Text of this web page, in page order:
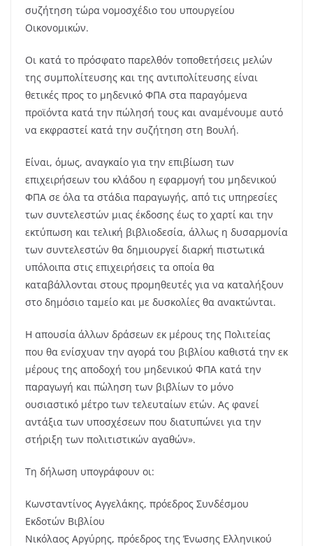
συζήτηση τώρα νομοσχέδιο του υπουργείου
Οικονομικών.
Οι κατά το πρόσφατο παρελθόν τοποθετήσεις μελών
της συμπολίτευσης και της αντιπολίτευσης είναι
θετικές προς το μηδενικό ΦΠΑ στα παραγόμενα
προϊόντα κατά την πώλησή τους και αναμένουμε αυτό
να εκφραστεί κατά την συζήτηση στη Βουλή.
Είναι, όμως, αναγκαίο για την επιβίωση των
επιχειρήσεων του κλάδου η εφαρμογή του μηδενικού
ΦΠΑ σε όλα τα στάδια παραγωγής, από τις υπηρεσίες
των συντελεστών μιας έκδοσης έως το χαρτί και την
εκτύπωση και τελική βιβλιοδεσία, άλλως η δυσαρμονία
των συντελεστών θα δημιουργεί διαρκή πιστωτικά
υπόλοιπα στις επιχειρήσεις τα οποία θα
καταβάλλονται στους προμηθευτές για να καταλήξουν
στο δημόσιο ταμείο και με δυσκολίες θα ανακτώνται.
Η απουσία άλλων δράσεων εκ μέρους της Πολιτείας
που θα ενίσχυαν την αγορά του βιβλίου καθιστά την εκ
μέρους της αποδοχή του μηδενικού ΦΠΑ κατά την
παραγωγή και πώληση των βιβλίων το μόνο
ουσιαστικό μέτρο των τελευταίων ετών. Ας φανεί
αντάξια των υποσχέσεων που διατυπώνει για την
στήριξη των πολιτιστικών αγαθών».
Τη δήλωση υπογράφουν οι:
Κωνσταντίνος Αγγελάκης, πρόεδρος Συνδέσμου
Εκδοτών Βιβλίου
Νικόλαος Αργύρης, πρόεδρος της Ένωσης Ελληνικού